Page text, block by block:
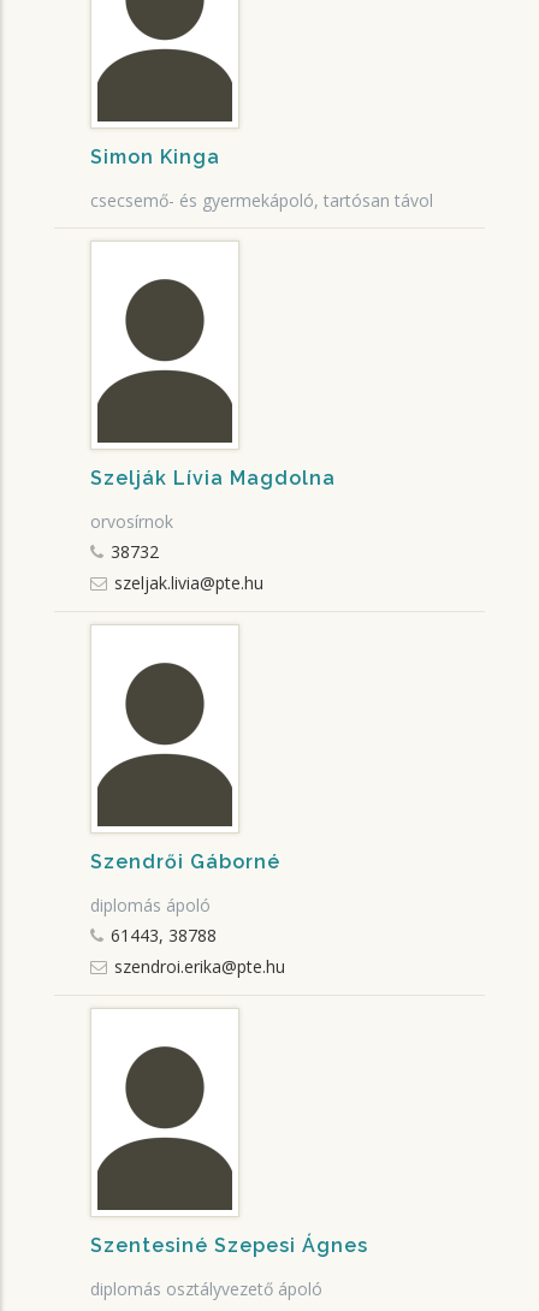
Simon Kinga
csecsemő- és gyermekápoló, tartósan távol
Szelják Lívia Magdolna
orvosírnok
38732
szeljak.livia@pte.hu
Szendrői Gáborné
diplomás ápoló
61443, 38788
szendroi.erika@pte.hu
Szentesiné Szepesi Ágnes
diplomás osztályvezető ápoló